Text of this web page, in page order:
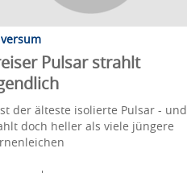
Pulsar strahlt
der älteste isolierte Pulsar - und
doch heller als viele jüngere